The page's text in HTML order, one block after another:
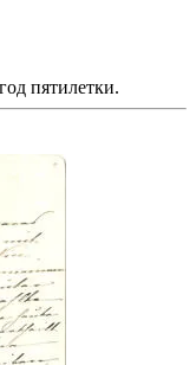
пятилетки.